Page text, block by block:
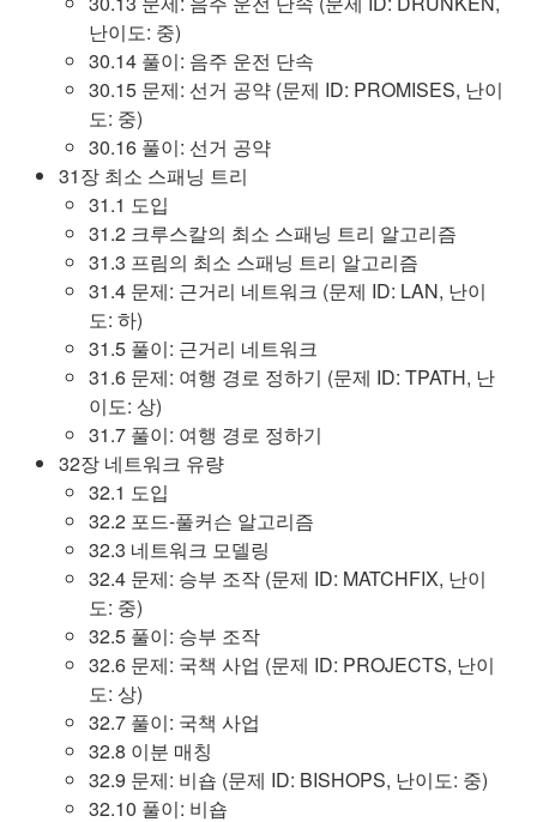
난이도: 중)
30.14 풀이: 음주 운전 단속
30.15 문제: 선거 공약 (문제 ID: PROMISES, 난이
도: 중)
30.16 풀이: 선거 공약
31장 최소 스패닝 트리
31.1 도입
31.2 크루스칼의 최소 스패닝 트리 알고리즘
31.3 프림의 최소 스패닝 트리 알고리즘
31.4 문제: 근거리 네트워크 (문제 ID: LAN, 난이
도: 하)
31.5 풀이: 근거리 네트워크
31.6 문제: 여행 경로 정하기 (문제 ID: TPATH, 난
이도: 상)
31.7 풀이: 여행 경로 정하기
32장 네트워크 유량
32.1 도입
32.2 포드-풀커슨 알고리즘
32.3 네트워크 모델링
32.4 문제: 승부 조작 (문제 ID: MATCHFIX, 난이
도: 중)
32.5 풀이: 승부 조작
32.6 문제: 국책 사업 (문제 ID: PROJECTS, 난이
도: 상)
32.7 풀이: 국책 사업
32.8 이분 매칭
32.9 문제: 비숍 (문제 ID: BISHOPS, 난이도: 중)
32.10 풀이: 비숍